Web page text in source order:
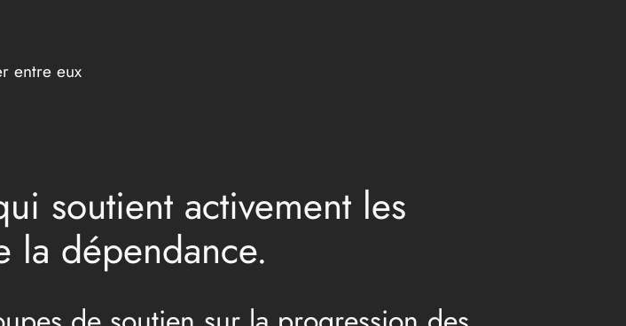
entre eux
soutient activement les
la dépendance.